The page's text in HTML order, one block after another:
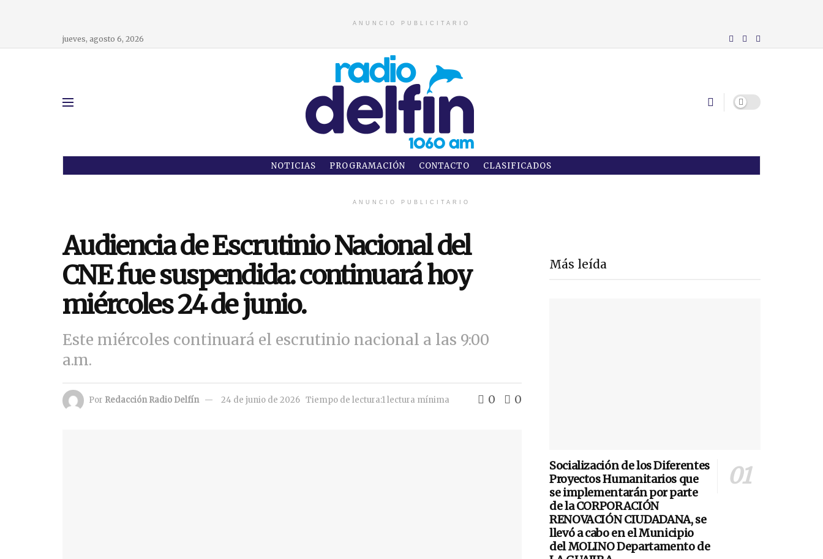
ANUNCIO PUBLICITARIO
jueves, agosto 6, 2026
NOTICIAS PROGRAMACIÓN CONTACTO CLASIFICADOS
ANUNCIO PUBLICITARIO
Audiencia de Escrutinio Nacional del
CNE fue suspendida: continuará hoy
miércoles 24 de junio.
Este miércoles continuará el escrutinio nacional a las 9:00
a.m.
Por Redacción Radio Delfín 24 de junio de 2026 Tiempo de lectura:1 lectura mínima 0 0
Más leída
Socialización de los Diferentes
Proyectos Humanitarios que
se implementarán por parte
de la CORPORACIÓN
RENOVACIÓN CIUDADANA, se
llevó a cabo en el Municipio
del MOLINO Departamento de